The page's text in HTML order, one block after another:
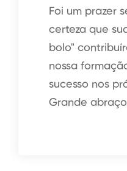
ser seu aluno. Tenho
suas "receitas de
muito para
Desejo muito
próximos projetos!